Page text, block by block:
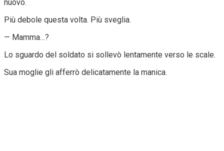
nuovo.
Più debole questa volta. Più sveglia.
— Mamma…?
Lo sguardo del soldato si sollevò lentamente verso le scale.
Sua moglie gli afferrò delicatamente la manica.